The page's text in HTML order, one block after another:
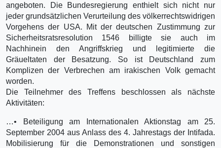
angeboten. Die Bundesregierung enthielt sich nicht nur
jeder grundsätzlichen Verurteilung des völkerrechtswidrigen
Vorgehens der USA. Mit der deutschen Zustimmung zur
Sicherheitsratsresolution 1546 billigte sie auch im
Nachhinein den Angriffskrieg und legitimierte die
Gräueltaten der Besatzung. So ist Deutschland zum
Komplizen der Verbrechen am irakischen Volk gemacht
worden.
Die Teilnehmer des Treffens beschlossen als nächste
Aktivitäten:
…• Beteiligung am Internationalen Aktionstag am 25.
September 2004 aus Anlass des 4. Jahrestags der Intifada.
Mobilisierung für die Demonstrationen und sonstigen